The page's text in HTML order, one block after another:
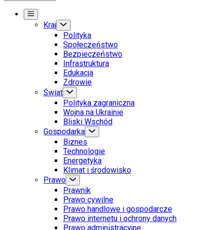
Kraj
Polityka
Społeczeństwo
Bezpieczeństwo
Infrastruktura
Edukacja
Zdrowie
Świat
Polityka zagraniczna
Wojna na Ukrainie
Bliski Wschód
Gospodarka
Biznes
Technologie
Energetyka
Klimat i środowisko
Prawo
Prawnik
Prawo cywilne
Prawo handlowe i gospodarcze
Prawo internetu i ochrony danych
Prawo administracyjne